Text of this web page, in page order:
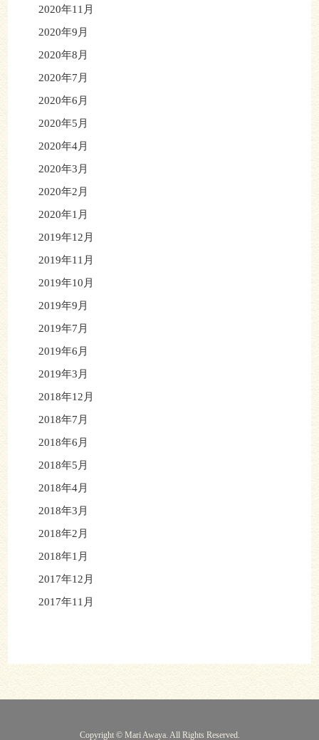
2020年11月
2020年9月
2020年8月
2020年7月
2020年6月
2020年5月
2020年4月
2020年3月
2020年2月
2020年1月
2019年12月
2019年11月
2019年10月
2019年9月
2019年7月
2019年6月
2019年3月
2018年12月
2018年7月
2018年6月
2018年5月
2018年4月
2018年3月
2018年2月
2018年1月
2017年12月
2017年11月
Copyright © Mari Awaya. All Rights Reserved.